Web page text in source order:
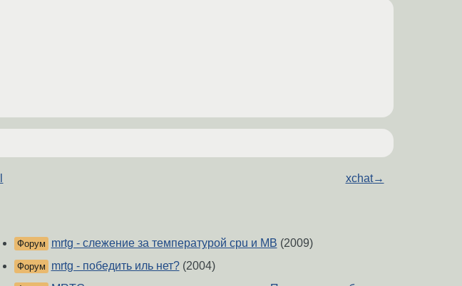
xchat→
Форум mrtg - слежение за температурой cpu и MB (2009)
Форум mrtg - победить иль нет?(2004)